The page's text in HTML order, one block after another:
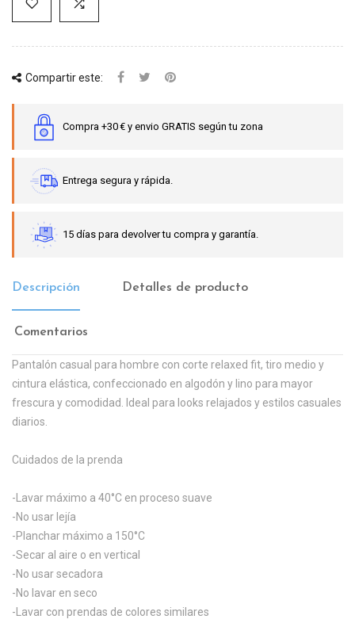
Compartir este:
Compra +30 € y envio GRATIS según tu zona
Entrega segura y rápida.
15 días para devolver tu compra y garantía.
Descripción Detalles de producto
Comentarios
Pantalón casual para hombre con corte relaxed fit, tiro medio y
cintura elástica, confeccionado en algodón y lino para mayor
frescura y comodidad. Ideal para looks relajados y estilos casuales
diarios.
Cuidados de la prenda
-Lavar máximo a 40°C en proceso suave
-No usar lejía
-Planchar máximo a 150°C
-Secar al aire o en vertical
-No usar secadora
-No lavar en seco
-Lavar con prendas de colores similares